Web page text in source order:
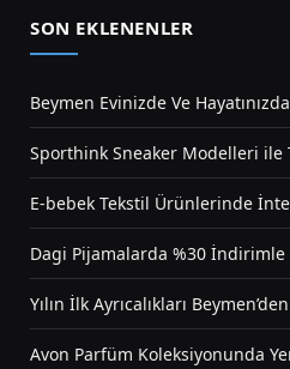
SON EKLENENLER
Beymen Evinizde Ve
Sporthink Sneaker Modelleri ile
E-bebek Tekstil Ürünlerinde
Dagi Pijamalarda %30
Yılın İlk Ayrıcalıkları Beymen’den
Avon Parfüm Koleksiyonunda